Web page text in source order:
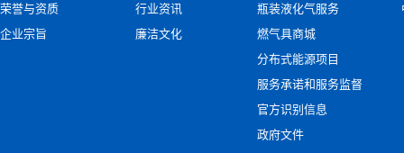
荣誉与资质
企业宗旨
行业资讯
廉洁文化
瓶装液化气服务
燃气具商城
分布式能源项目
服务承诺和服务监督
官方识别信息
政府文件